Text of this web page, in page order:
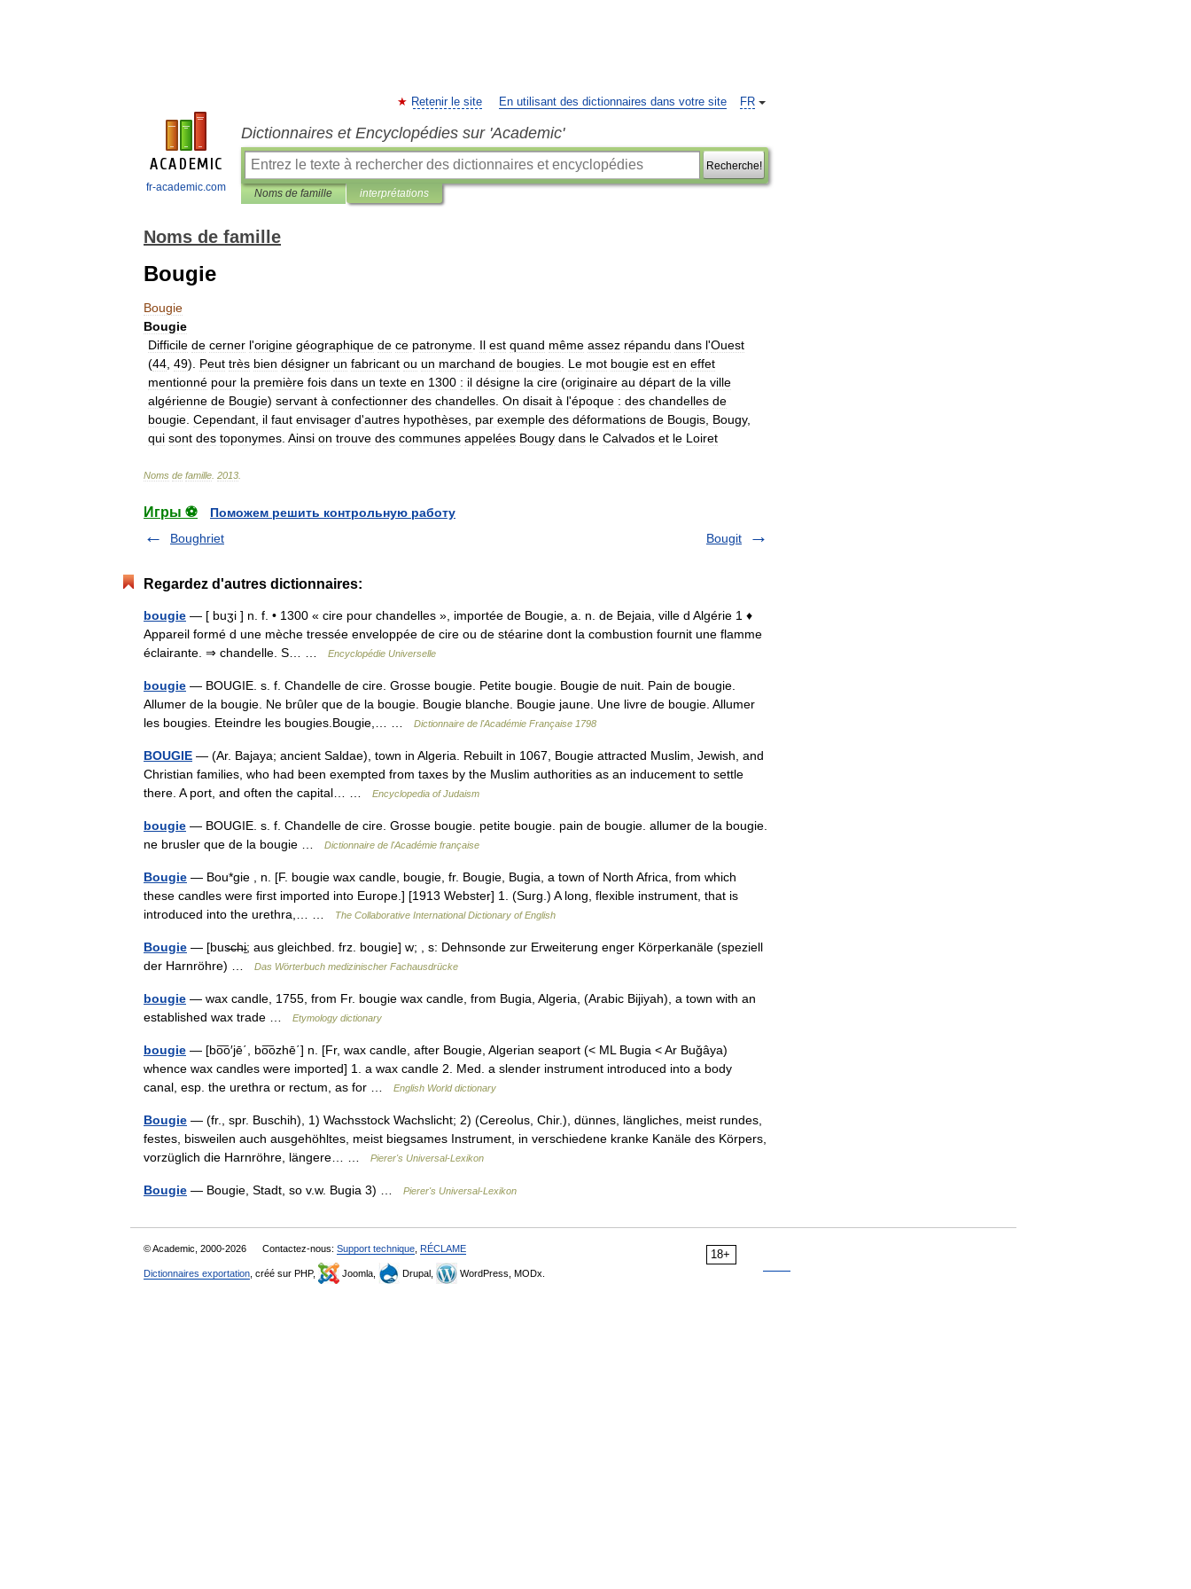
fr-academic.com
FR
Retenir le site En utilisant des dictionnaires dans votre site
Dictionnaires et Encyclopédies sur 'Academic'
Recherche!
Noms de famille interprétations
Noms de famille
Bougie
Bougie
Bougie
Difficile de cerner l'origine géographique de ce patronyme Il est quand même assez répandu dans l'Ouest
(44 49). Peut très bien désigner un fabricant ou un marchand de bougies Le mot bougie est en effet
mentionné pour la première fois dans un texte en 1300 : il désigne la cire (originaire au départ de la ville
algérienne de Bougie) servant à confectionner des chandelles On disait à l'époque : des chandelles de
bougie Cependant il faut envisager d'autres hypothèses par exemple des déformations de Bougis Bougy,
qui sont des toponymes Ainsi on trouve des communes appelées Bougy dans le Calvados et le Loiret
Noms de famille 2013
Игры ⚽
Поможем решить контрольную работу
Boughriet
Bougit
Regardez d'autres dictionnaires:
bougie — [ buʒi ] n. f. • 1300 « cire pour chandelles », importée de Bougie, a. n. de Bejaia, ville d Algérie 1 ♦
Appareil formé d une mèche tressée enveloppée de cire ou de stéarine dont la combustion fournit une flamme
éclairante. ⇒ chandelle. S… …
Encyclopédie Universelle
bougie — BOUGIE. s. f. Chandelle de cire. Grosse bougie. Petite bougie. Bougie de nuit. Pain de bougie.
Allumer de la bougie. Ne brûler que de la bougie. Bougie blanche. Bougie jaune. Une livre de bougie. Allumer
les bougies. Eteindre les bougies.Bougie,… …
Dictionnaire de l'Académie Française 1798
BOUGIE — (Ar. Bajaya; ancient Saldae), town in Algeria. Rebuilt in 1067, Bougie attracted Muslim, Jewish, and
Christian families, who had been exempted from taxes by the Muslim authorities as an inducement to settle
there. A port, and often the capital… …
Encyclopedia of Judaism
bougie — BOUGIE. s. f. Chandelle de cire. Grosse bougie. petite bougie. pain de bougie. allumer de la bougie.
ne brusler que de la bougie …
Dictionnaire de l'Académie française
Bougie — Bou*gie , n. [F. bougie wax candle, bougie, fr. Bougie, Bugia, a town of North Africa, from which
these candles were first imported into Europe.] [1913 Webster] 1. (Surg.) A long, flexible instrument, that is
introduced into the urethra,… …
The Collaborative International Dictionary of English
Bougie — [bus̶c̶h̶i̱; aus gleichbed. frz. bougie] w; , s: Dehnsonde zur Erweiterung enger Körperkanäle (speziell
der Harnröhre) …
Das Wörterbuch medizinischer Fachausdrücke
bougie — wax candle, 1755, from Fr. bougie wax candle, from Bugia, Algeria, (Arabic Bijiyah), a town with an
established wax trade …
Etymology dictionary
bougie — [bo͞o′jē΄, bo͞ozhē΄] n. [Fr, wax candle, after Bougie, Algerian seaport (< ML Bugia < Ar Buǧâya)
whence wax candles were imported] 1. a wax candle 2. Med. a slender instrument introduced into a body
canal, esp. the urethra or rectum, as for …
English World dictionary
Bougie — (fr., spr. Buschih), 1) Wachsstock Wachslicht; 2) (Cereolus, Chir.), dünnes, längliches, meist rundes,
festes, bisweilen auch ausgehöhltes, meist biegsames Instrument, in verschiedene kranke Kanäle des Körpers,
vorzüglich die Harnröhre, längere… …
Pierer's Universal-Lexikon
Bougie — Bougie, Stadt, so v.w. Bugia 3) … Pierer's Universal-Lexikon
18+
© Academic, 2000-2026 Contactez-nous: Support technique RÉCLAME
Dictionnaires exportation , créé sur PHP, Joomla, Drupal, WordPress, MODx.